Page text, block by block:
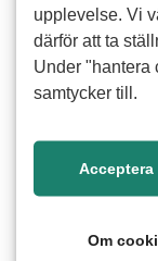
Vi vet att
Därför gör vi det
utan att du
verksamheten
Vanliga
Vad kostar
Är ni
upplevelse. Vi
därför att ta
Under "hantera
samtycker till.
Acceptera
Om